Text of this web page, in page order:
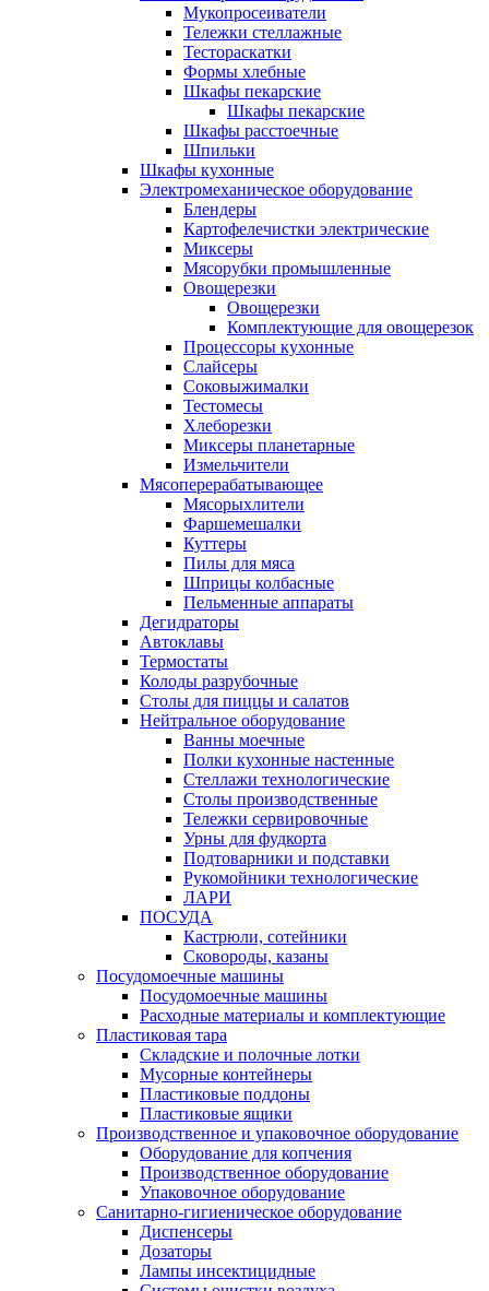
Мукопросеиватели
Тележки стеллажные
Тестораскатки
Формы хлебные
Шкафы пекарские
Шкафы пекарские
Шкафы расстоечные
Шпильки
Шкафы кухонные
Электромеханическое оборудование
Блендеры
Картофелечистки электрические
Миксеры
Мясорубки промышленные
Овощерезки
Овощерезки
Комплектующие для овощерезок
Процессоры кухонные
Слайсеры
Соковыжималки
Тестомесы
Хлеборезки
Миксеры планетарные
Измельчители
Мясоперерабатывающее
Мясорыхлители
Фаршемешалки
Куттеры
Пилы для мяса
Шприцы колбасные
Пельменные аппараты
Дегидраторы
Автоклавы
Термостаты
Колоды разрубочные
Столы для пиццы и салатов
Нейтральное оборудование
Ванны моечные
Полки кухонные настенные
Стеллажи технологические
Столы производственные
Тележки сервировочные
Урны для фудкорта
Подтоварники и подставки
Рукомойники технологические
ЛАРИ
ПОСУДА
Кастрюли, сотейники
Сковороды, казаны
Посудомоечные машины
Посудомоечные машины
Расходные материалы и комплектующие
Пластиковая тара
Складские и полочные лотки
Мусорные контейнеры
Пластиковые поддоны
Пластиковые ящики
Производственное и упаковочное оборудование
Оборудование для копчения
Производственное оборудование
Упаковочное оборудование
Санитарно-гигиеническое оборудование
Диспенсеры
Дозаторы
Лампы инсектицидные